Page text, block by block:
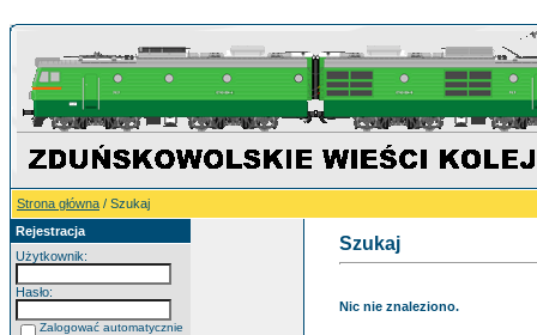
Strona główna / Szukaj
Rejestracja
Użytkownik:
Hasło:
Zalogować automatycznie
Szukaj
Nic nie znaleziono.